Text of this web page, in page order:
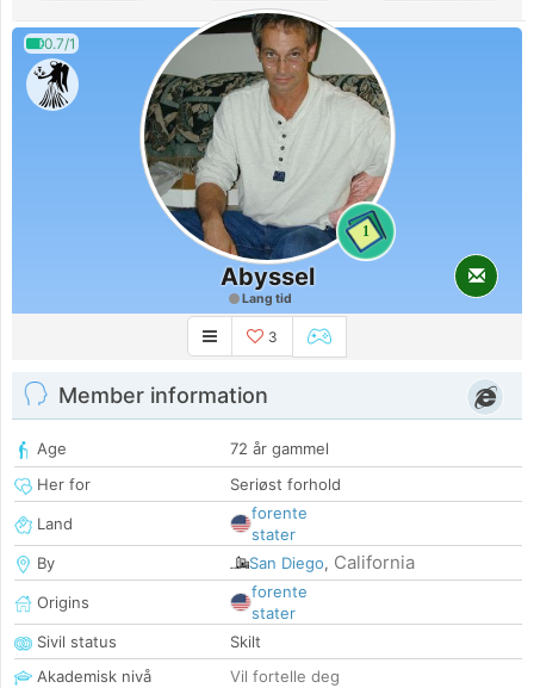
0.7/1
1
Abyssel
Lang tid
3
Member information
Age
72 år gammel
Her for
Seriøst forhold
Land
forente
stater
By
San Diego, California
Origins
forente
stater
Sivil status
Skilt
Akademisk nivå
Vil fortelle deg